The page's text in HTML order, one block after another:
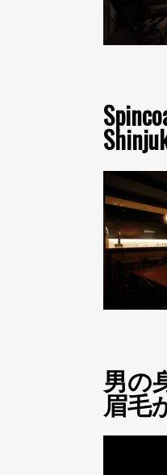
男の
眉毛